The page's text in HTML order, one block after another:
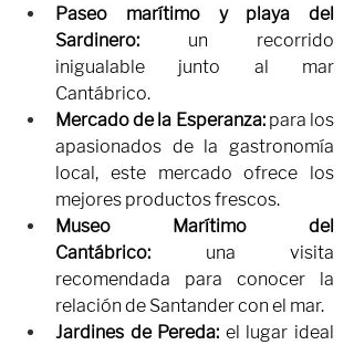
Paseo marítimo y playa del
Sardinero: un recorrido
inigualable junto al mar
Cantábrico.
Mercado de la Esperanza: para los
apasionados de la gastronomía
local, este mercado ofrece los
mejores productos frescos.
Museo Marítimo del
Cantábrico: una visita
recomendada para conocer la
relación de Santander con el mar.
Jardines de Pereda: el lugar ideal